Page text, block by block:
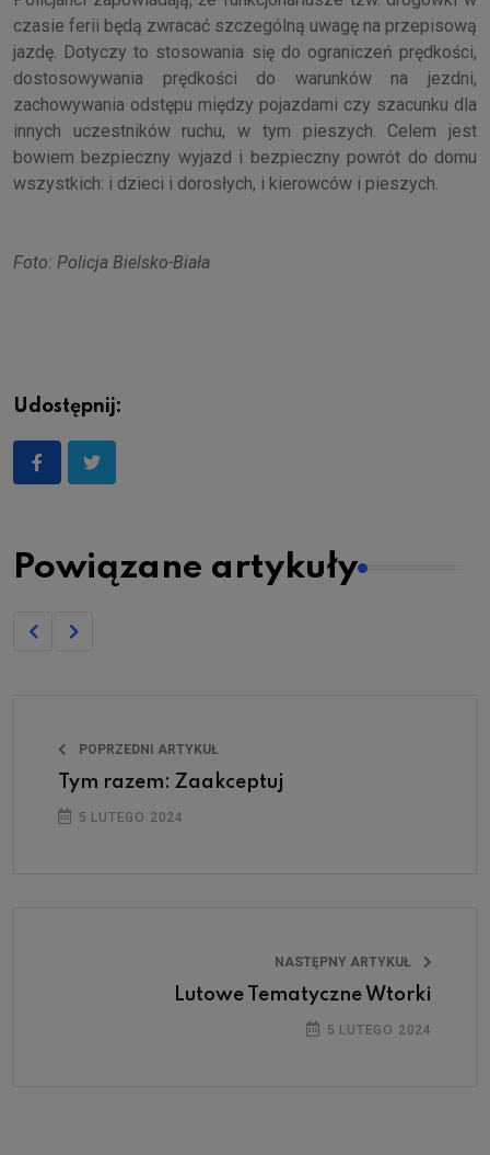
czasie ferii będą zwracać szczególną uwagę na przepisową
jazdę. Dotyczy to stosowania się do ograniczeń prędkości,
dostosowywania prędkości do warunków na jezdni,
zachowywania odstępu między pojazdami czy szacunku dla
innych uczestników ruchu, w tym pieszych. Celem jest
bowiem bezpieczny wyjazd i bezpieczny powrót do domu
wszystkich: i dzieci i dorosłych, i kierowców i pieszych.
Foto: Policja Bielsko-Biała
Udostępnij:
Powiązane artykuły
POPRZEDNI ARTYKUŁ
Tym razem: Zaakceptuj
5 LUTEGO 2024
NASTĘPNY ARTYKUŁ
Lutowe Tematyczne Wtorki
5 LUTEGO 2024